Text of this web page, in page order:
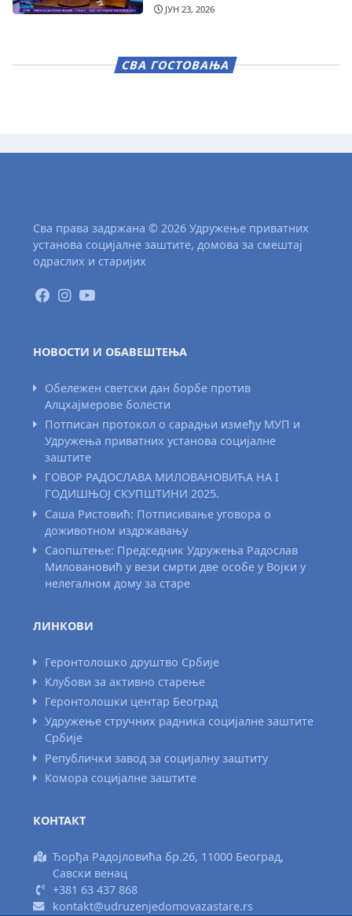
ЈУН 23, 2026
СВА ГОСТОВАЊА
Сва права задржана © 2026 Удружење приватних
установа социјалне заштите, домова за смештај
одраслих и старијих
НОВОСТИ И ОБАВЕШТЕЊА
Обележен светски дан борбе против
Алцхајмерове болести
Потписан протокол о сарадњи између МУП и
Удружења приватних установа социјалне
заштите
ГОВОР РАДОСЛАВА МИЛОВАНОВИЋА НА I
ГОДИШЊОЈ СКУПШТИНИ 2025.
Саша Ристовић: Потписивање уговора о
доживотном издржавању
Саопштење: Председник Удружења Радослав
Миловановић у вези смрти две особе у Војки у
нелегалном дому за старе
ЛИНКОВИ
Геронтолошко друштво Србије
Клубови за активно старење
Геронтолошки центар Београд
Удружење стручних радника социјалне заштите
Србије
Републички завод за социјалну заштиту
Комора социјалне заштите
КОНТАКТ
Ђорђа Радојловића бр.26, 11000 Београд,
Савски венац
+381 63 437 868
kontakt@udruzenjedomovazastare.rs